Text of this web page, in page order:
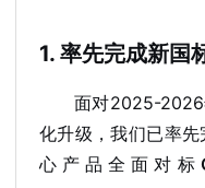
1. 率先完成新国
面对2025-2026
化升级，我们已率
心产品全面对标